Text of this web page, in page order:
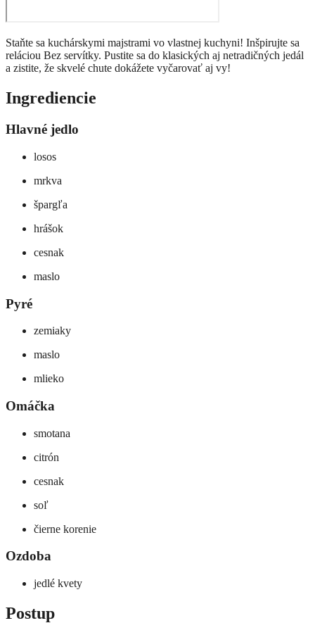
Staňte sa kuchárskymi majstrami vo vlastnej kuchyni! Inšpirujte sa
reláciou Bez servítky. Pustite sa do klasických aj netradičných jedál
a zistite, že skvelé chute dokážete vyčarovať aj vy!
Ingrediencie
Hlavné jedlo
losos
mrkva
špargľa
hrášok
cesnak
maslo
Pyré
zemiaky
maslo
mlieko
Omáčka
smotana
citrón
cesnak
soľ
čierne korenie
Ozdoba
jedlé kvety
Postup